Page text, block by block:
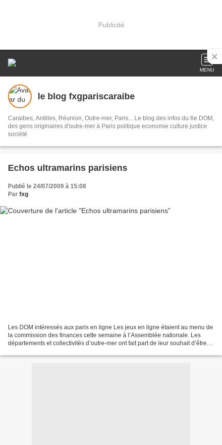
Publicité
MENU
le blog fxgpariscaraibe
Caraibes, Antilles, Réunion, Outre-mer, Paris... Le blog des infos du 6e DOM,
des gens originaires d'outre-mer à Paris politique economie culture justice
société
Echos ultramarins parisiens
Publié le 24/07/2009 à 15:08
Par fxg
Les DOM intéressés aux paris en ligne Les jeux en ligne étaient au menu de
la commission des finances cette semaine à l’Assemblée nationale. Les
départements et collectivités d’outre-mer ont fait part de leur souhait d’être